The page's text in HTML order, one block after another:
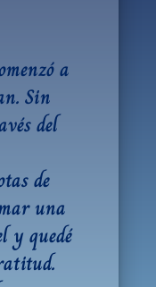
Imagen ilustrativaa
Sin
del
de
una
y quedé